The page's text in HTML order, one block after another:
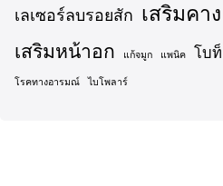
เลเซอร์ลบรอยสัก เสริมคาง
เสริมหน้าอก แก้จมูก แพนิค โบ
โรคทางอารมณ์ ไบโพลาร์